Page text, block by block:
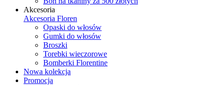
Akcesoria
Akcesoria Floren
Opaski do włosów
Gumki do włosów
Broszki
Torebki wieczorowe
Bomberki Florentine
Nowa kolekcja
Promocja